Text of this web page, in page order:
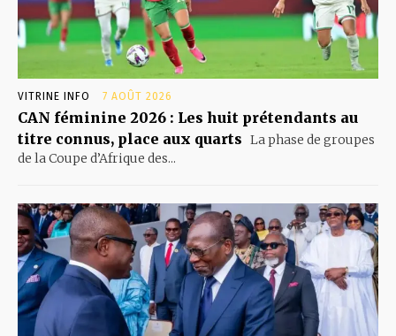
VITRINE INFO 7 AOÛT 2026
CAN féminine 2026 : Les huit prétendants au
titre connus, place aux quarts La phase de groupes
de la Coupe d’Afrique des...